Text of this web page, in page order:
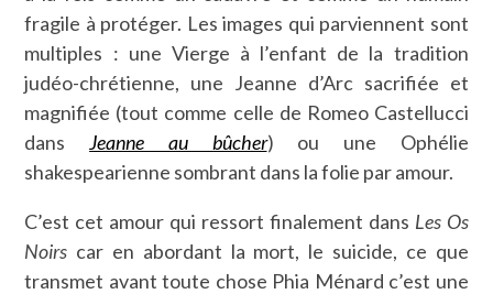
fragile à protéger. Les images qui parviennent sont
multiples : une Vierge à l’enfant de la tradition
judéo-chrétienne, une Jeanne d’Arc sacrifiée et
magnifiée (tout comme celle de Romeo Castellucci
dansJeanne au bûcher) ou une Ophélie
shakespearienne sombrant dans la folie par amour.
C’est cet amour qui ressort finalement dans Les Os
Noirs car en abordant la mort, le suicide, ce que
transmet avant toute chose Phia Ménard c’est une